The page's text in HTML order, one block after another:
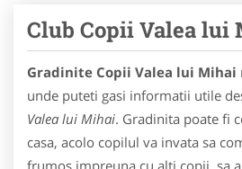
Club Copii Valea lui
Gradinite Copii Valea lui Mihai
unde puteti gasi informatii utile
Valea lui Mihai. Gradinita poate fi
casa, acolo copilul va invata sa
frumos impreuna cu alti copii, sa